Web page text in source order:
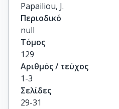
Papailiou, J.
Περιοδικό
null
Τόμος
129
Αριθμός / τεύχος
1-3
Σελίδες
29-31